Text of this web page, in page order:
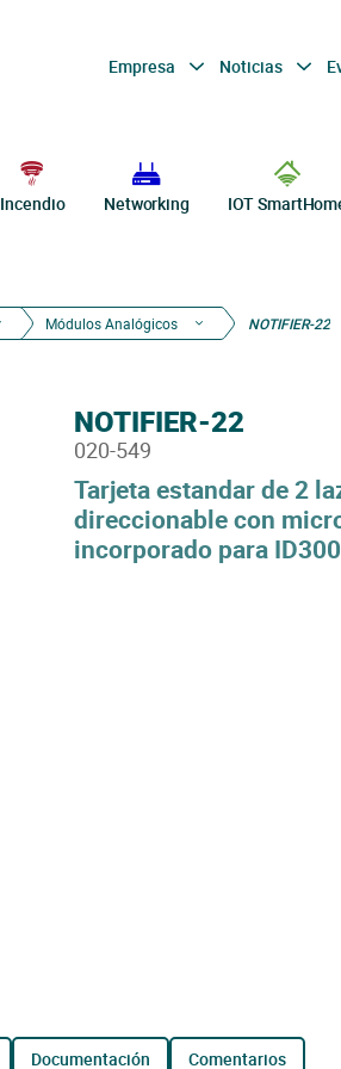
Empresa Noticias
Incendio Networking IOT
Módulos Analógicos NOTIFIER-22
Tarjeta estandar de 2
direccionable con
incorporado para
NOTIFIER-22
020-549
documentación comentarios